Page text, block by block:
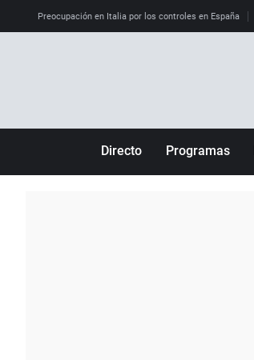
Preocupación en Italia por los controles en España
Directo Programas